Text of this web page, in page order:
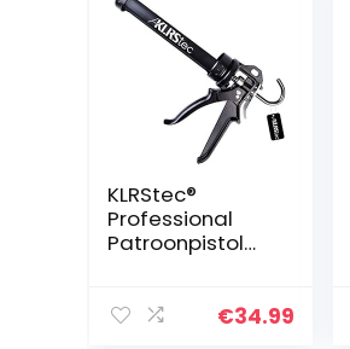
KLRStec®
Professional
Patroonpistol
van 25:1 –
€34.99